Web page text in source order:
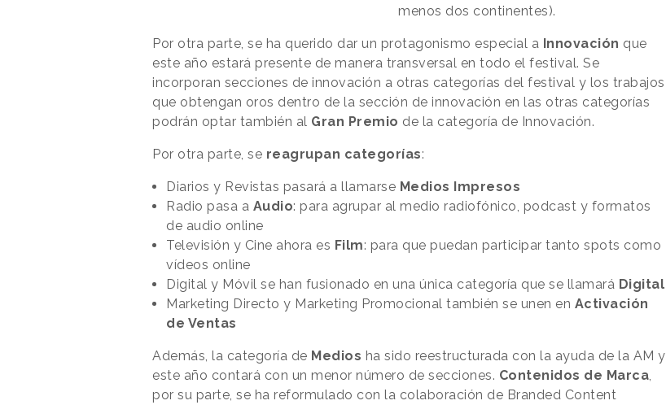
menos dos continentes).
Por otra parte, se ha querido dar un protagonismo especial a Innovación que
este año estará presente de manera transversal en todo el festival. Se
incorporan secciones de innovación a otras categorías del festival y los trabajos
que obtengan oros dentro de la sección de innovación en las otras categorías
podrán optar también al Gran Premio de la categoría de Innovación.
Por otra parte, se reagrupan categorías:
Diarios y Revistas pasará a llamarse Medios Impresos
Radio pasa a Audio: para agrupar al medio radiofónico, podcast y formatos
de audio online
Televisión y Cine ahora es Film: para que puedan participar tanto spots como
vídeos online
Digital y Móvil se han fusionado en una única categoría que se llamará Digital
Marketing Directo y Marketing Promocional también se unen en Activación
de Ventas
Además, la categoría de Medios ha sido reestructurada con la ayuda de la AM y
este año contará con un menor número de secciones. Contenidos de Marca
por su parte, se ha reformulado con la colaboración de Branded Content